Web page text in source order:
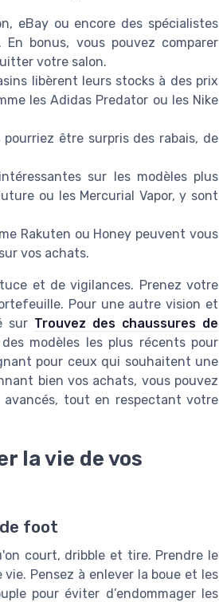
eBay ou encore des spécialistes
bonus, vous pouvez comparer
votre salon.
libèrent leurs stocks à des prix
les Adidas Predator ou les Nike
être surpris des rabais, de
sur les modèles plus
ou les Mercurial Vapor, y sont
Rakuten ou Honey peuvent vous
vos achats.
et de vigilances. Prenez votre
Pour une autre vision et
sur Trouvez des chaussures de
modèles les plus récents pour
pour ceux qui souhaitent une
bien vos achats, vous pouvez
avancés, tout en respectant votre
la vie de vos
foot
court, dribble et tire. Prendre le
Pensez à enlever la boue et les
pour éviter d’endommager les